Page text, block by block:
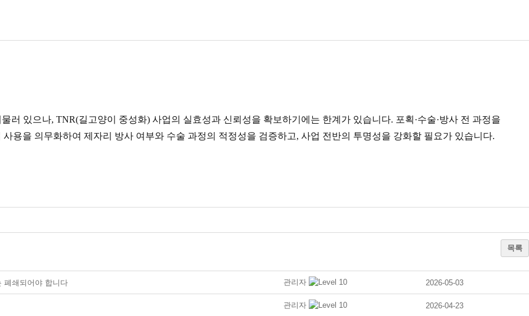
러 있으나, TNR(길고양이 중성화) 사업의 실효성과 신뢰성을 확보하기에는 한계가 있습니다. 포획·수술·방사 전 과정을
용을 의무화하여 제자리 방사 여부와 수술 과정의 적정성을 검증하고, 사업 전반의 투명성을 강화할 필요가 있습니다.
목록
폐쇄되어야 합니다 관리자 2026-05-03
관리자 2026-04-23